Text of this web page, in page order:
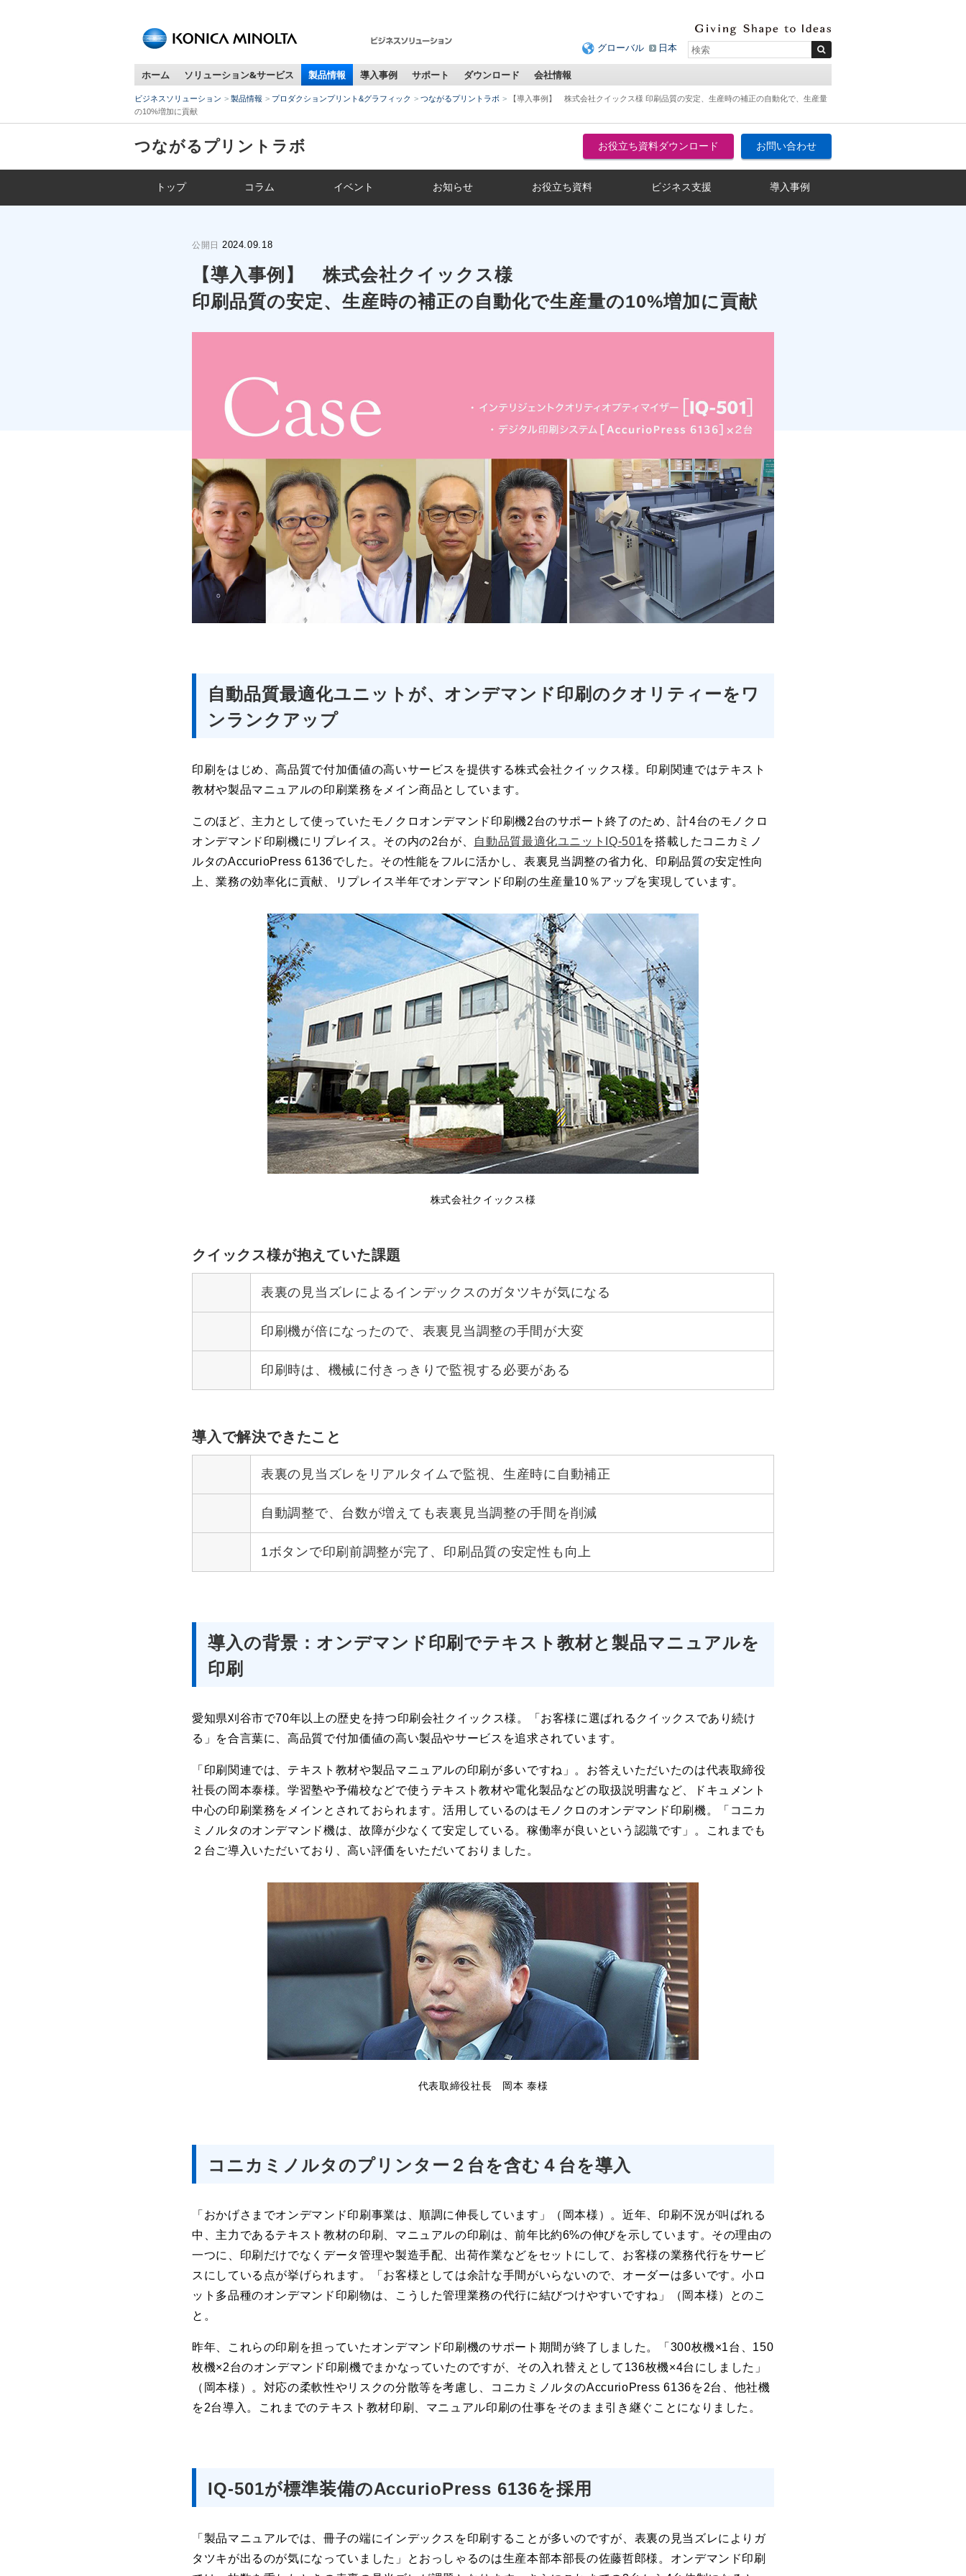
の
ク
グローバル 日本
ホーム ソリューション&サービス 製品情報 導入事例 サポート ダウンロード 会社情報
ビジネスソリューション 製品情報 プロダクションプリント&グラフィック つながるプリントラボ
【導入事例】 株式会社クイックス様 印刷品質の安定、生産時の補正の自動化で、生産量
の10%増加に貢献
つながるプリントラボ お役⽴ち資料ダウンロード お問い合わせ
トップ コラム イベント お知らせ お役立ち資料 ビジネス支援 導入事例
公開日 2024.09.18
【導入事例】 株式会社クイックス様
印刷品質の安定、生産時の補正の自動化で生産量の10%増加に貢献
自動品質最適化ユニットが、オンデマンド印刷のクオリティーをワ
ンランクアップ
印刷をはじめ、高品質で付加価値の高いサービスを提供する株式会社クイックス様。印刷関連ではテキスト
教材や製品マニュアルの印刷業務をメイン商品としています。
このほど、主力として使っていたモノクロオンデマンド印刷機2台のサポート終了のため、計4台のモノクロ
オンデマンド印刷機にリプレイス。その内の2台が、 自動品質最適化ユニットIQ-501を搭載したコニカミノ
ルタのAccurioPress 6136でした。その性能をフルに活かし、表裏見当調整の省力化、印刷品質の安定性向
上、業務の効率化に貢献、リプレイス半年でオンデマンド印刷の生産量10％アップを実現しています。
株式会社クイックス様
クイックス様が抱えていた課題
表裏の見当ズレによるインデックスのガタツキが気になる
印刷機が倍になったので、表裏見当調整の手間が大変
印刷時は、機械に付きっきりで監視する必要がある
導入で解決できたこと
表裏の見当ズレをリアルタイムで監視、生産時に自動補正
自動調整で、台数が増えても表裏見当調整の手間を削減
1ボタンで印刷前調整が完了、印刷品質の安定性も向上
導入の背景：オンデマンド印刷でテキスト教材と製品マニュアルを
印刷
愛知県刈谷市で70年以上の歴史を持つ印刷会社クイックス様。「お客様に選ばれるクイックスであり続け
る」を合言葉に、高品質で付加価値の高い製品やサービスを追求されています。
「印刷関連では、テキスト教材や製品マニュアルの印刷が多いですね」。お答えいただいたのは代表取締役
社長の岡本泰様。学習塾や予備校などで使うテキスト教材や電化製品などの取扱説明書など、ドキュメント
中心の印刷業務をメインとされておられます。活用しているのはモノクロのオンデマンド印刷機。「コニカ
ミノルタのオンデマンド機は、故障が少なくて安定している。稼働率が良いという認識です」。これまでも
２台ご導入いただいており、高い評価をいただいておりました。
代表取締役社長 岡本 泰様
コニカミノルタのプリンター２台を含む４台を導入
「おかげさまでオンデマンド印刷事業は、順調に伸長しています」（岡本様）。近年、印刷不況が叫ばれる
中、主力であるテキスト教材の印刷、マニュアルの印刷は、前年比約6%の伸びを示しています。その理由の
一つに、印刷だけでなくデータ管理や製造手配、出荷作業などをセットにして、お客様の業務代行をサービ
スにしている点が挙げられます。「お客様としては余計な手間がいらないので、オーダーは多いです。小ロ
ット多品種のオンデマンド印刷物は、こうした管理業務の代行に結びつけやすいですね」（岡本様）とのこ
と。
昨年、これらの印刷を担っていたオンデマンド印刷機のサポート期間が終了しました。「300枚機×1台、150
枚機×2台のオンデマンド印刷機でまかなっていたのですが、その入れ替えとして136枚機×4台にしました」
（岡本様）。対応の柔軟性やリスクの分散等を考慮し、コニカミノルタのAccurioPress 6136を2台、他社機
を2台導入。これまでのテキスト教材印刷、マニュアル印刷の仕事をそのまま引き継ぐことになりました。
IQ-501が標準装備のAccurioPress 6136を採用
「製品マニュアルでは、冊子の端にインデックスを印刷することが多いのですが、表裏の見当ズレによりガ
タツキが出るのが気になっていました」とおっしゃるのは生産本部本部長の佐藤哲郎様。オンデマンド印刷